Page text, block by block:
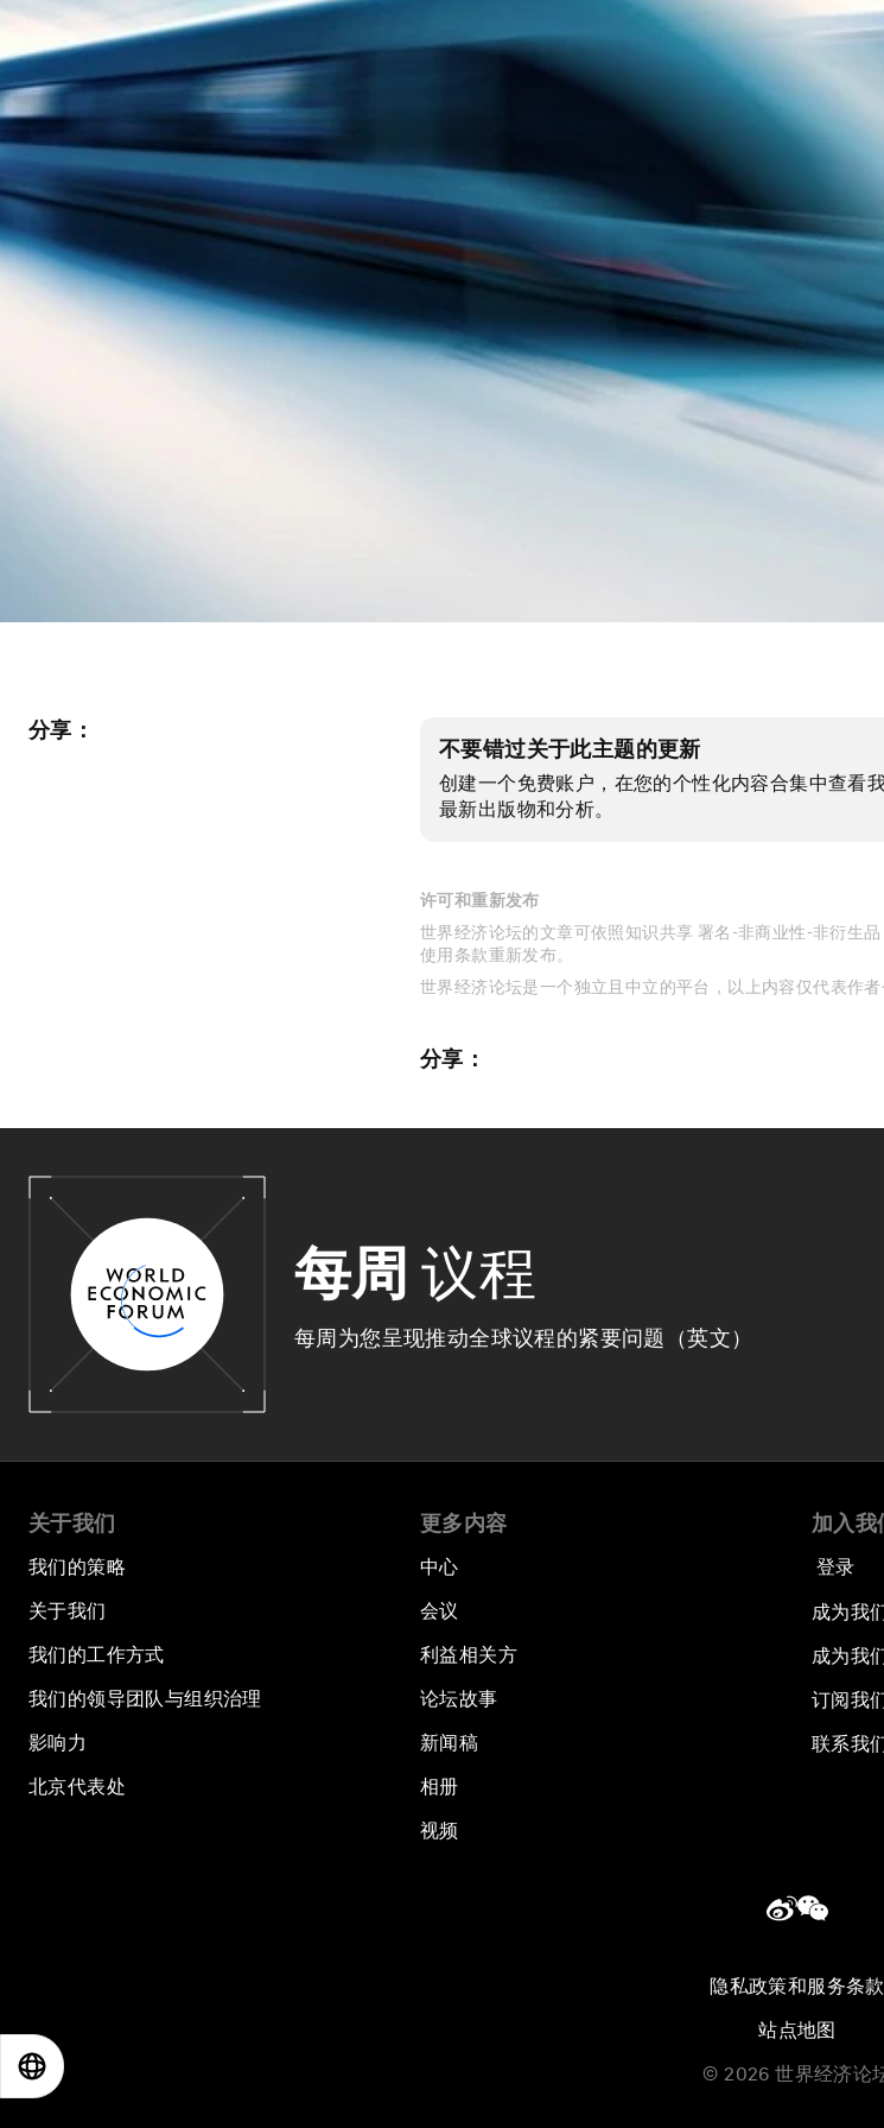
分享：
不要错过关于此主题的更新
创建一个免费账户，在您的个性化内容合集中查看
最新出版物和分析。
许可和重新发布
世界经济论坛的文章可依照知识共享 署名-非商业性-非衍生
使用条款重新发布。
世界经济论坛是一个独立且中立的平台，以上内容仅代表作者
分享：
每周 议程
每周为您呈现推动全球议程的紧要问题（英文）
关于我们
我们的策略
关于我们
我们的工作方式
我们的领导团队与组织治理
影响力
北京代表处
更多内容
中心
会议
利益相关方
论坛故事
新闻稿
相册
视频
加入我
登录
成为我
成为我
订阅我
联系我
隐私政策和服务条款
站点地图
© 2026 世界经济论